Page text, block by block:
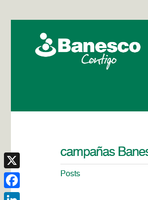
campañas
Posts
X
Facebook